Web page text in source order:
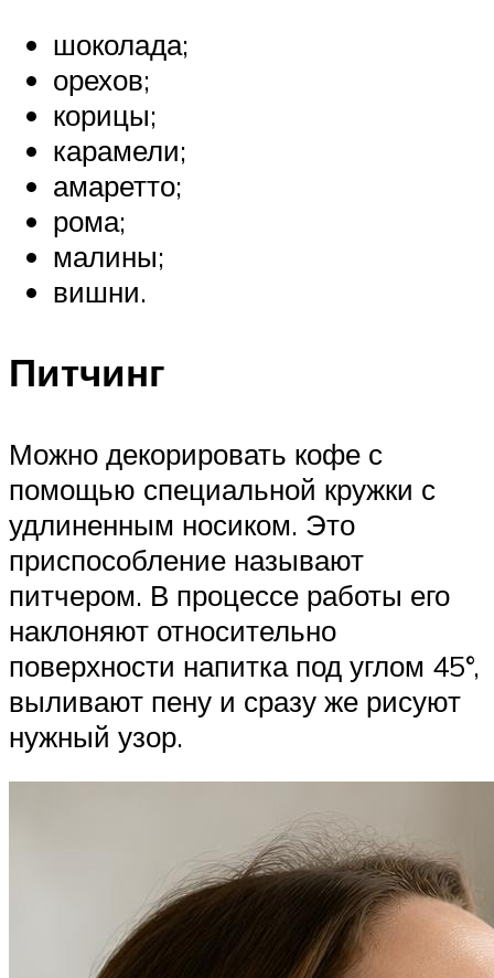
шоколада;
орехов;
корицы;
карамели;
амаретто;
рома;
малины;
вишни.
Питчинг
Можно декорировать кофе с
помощью специальной кружки с
удлиненным носиком. Это
приспособление называют
питчером. В процессе работы его
наклоняют относительно
поверхности напитка под углом 45°,
выливают пену и сразу же рисуют
нужный узор.